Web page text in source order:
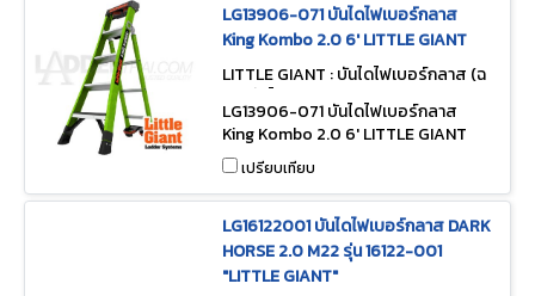
LG13906-071 บันไดไฟเบอร์กลาส
King Kombo 2.0 6' LITTLE GIANT
LITTLE GIANT : บันไดไฟเบอร์กลาส (ฉ
นวนกันไฟ) LG13906-071
LG13906-071 บันไดไฟเบอร์กลาส
King Kombo 2.0 6' LITTLE GIANT
เปรียบเทียบ
LG16122001 บันไดไฟเบอร์กลาส DARK
HORSE 2.0 M22 รุ่น 16122-001
"LITTLE GIANT"